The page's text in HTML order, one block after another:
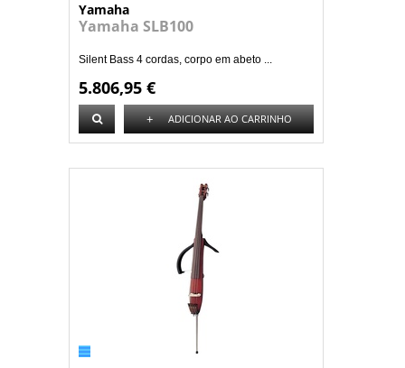
Yamaha
Yamaha SLB100
Silent Bass 4 cordas, corpo em abeto ...
5.806,95 €
+ ADICIONAR AO CARRINHO